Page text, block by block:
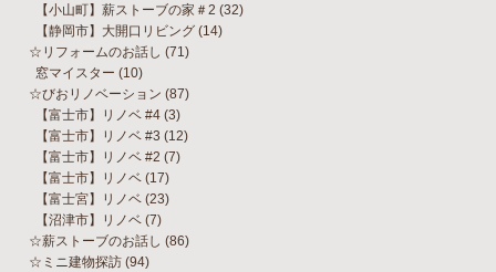
【小山町】薪ストーブの家＃2 (32)
【静岡市】大開口リビング (14)
☆リフォームのお話し (71)
窓マイスター (10)
☆びおリノベーション (87)
【富士市】リノベ #4 (3)
【富士市】リノベ #3 (12)
【富士市】リノベ #2 (7)
【富士市】リノベ (17)
【富士宮】リノベ (23)
【沼津市】リノベ (7)
☆薪ストーブのお話し (86)
☆ミニ建物探訪 (94)